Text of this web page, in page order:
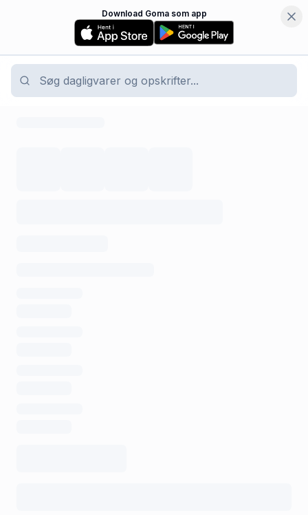
Download Goma som app